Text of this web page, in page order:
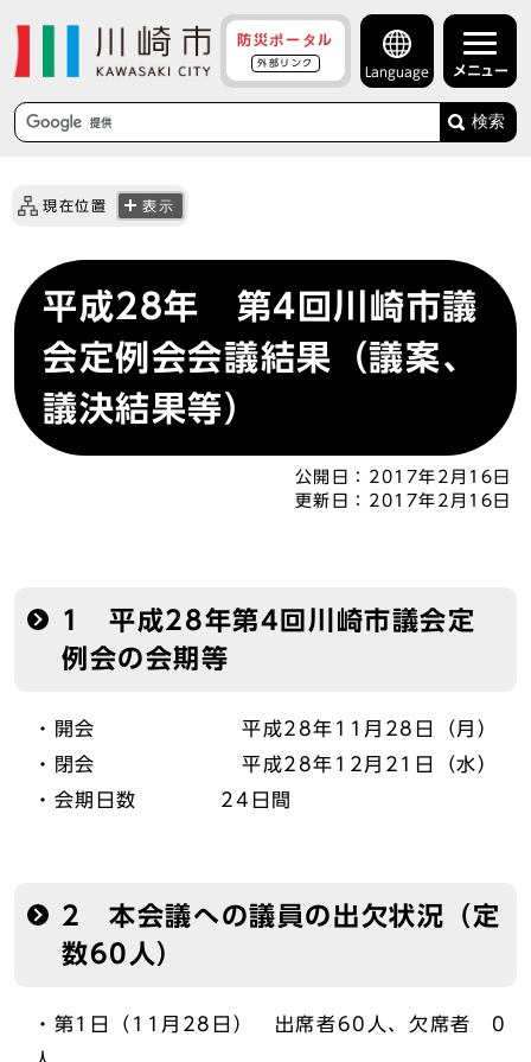
防災ポータル
外部リンク
Language メニュー
検索
現在位置 表示
平成28年 第4回川崎市議
会定例会会議結果（議案、
議決結果等）
公開日： 2017年2月16日
更新日： 2017年2月16日
1 平成28年第4回川崎市議会定
例会の会期等
・開会 平成28年11月28日（月）
・閉会 平成28年12月21日（水）
・会期日数 24日間
2 本会議への議員の出欠状況（定
数60人）
・第1日（11月28日） 出席者60人、欠席者 0